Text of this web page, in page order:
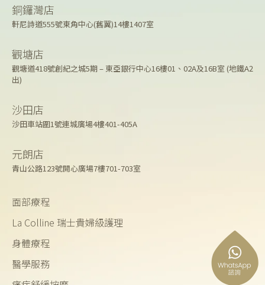
銅鑼灣店
軒尼詩道555號東角中心(舊翼)14樓1407室
觀塘店
觀塘道418號創紀之城5期 – 東亞銀行中心16樓01、02A及16B室 (地鐵A2
出)
沙田店
沙田車站圍1號連城廣場4樓401-405A
元朗店
青山公路123號開心廣場7樓701-703室
面部療程
La Colline 瑞士貴婦級護理
身體療程
醫學服務